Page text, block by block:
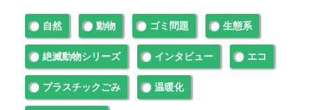
自然 動物 ゴミ問題 生態系
絶滅動物シリーズ インタビュー エコ
プラスチックごみ 温暖化